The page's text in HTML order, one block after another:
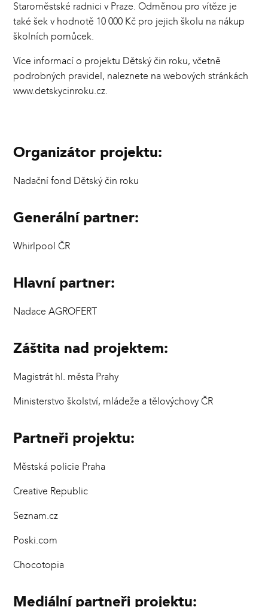
Staroměstské radnici v Praze. Odměnou pro vítěze je
také šek v hodnotě 10 000 Kč pro jejich školu na nákup
školních pomůcek.
Více informací o projektu Dětský čin roku, včetně
podrobných pravidel, naleznete na webových stránkách
www.detskycinroku.cz.
Organizátor projektu:
Nadační fond Dětský čin roku
Generální partner:
Whirlpool ČR
Hlavní partner:
Nadace AGROFERT
Záštita nad projektem:
Magistrát hl. města Prahy
Ministerstvo školství, mládeže a tělovýchovy ČR
Partneři projektu:
Městská policie Praha
Creative Republic
Seznam.cz
Poski.com
Chocotopia
Mediální partneři projektu: